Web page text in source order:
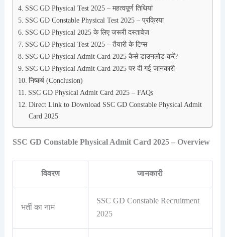
SSC GD Physical Test 2025 – महत्वपूर्ण तिथियां
SSC GD Constable Physical Test 2025 – प्रक्रिया
SSC GD Physical 2025 के लिए जरूरी दस्तावेज
SSC GD Physical Test 2025 – तैयारी के टिप्स
SSC GD Physical Admit Card 2025 कैसे डाउनलोड करें?
SSC GD Physical Admit Card 2025 पर दी गई जानकारी
निष्कर्ष (Conclusion)
SSC GD Physical Admit Card 2025 – FAQs
Direct Link to Download SSC GD Constable Physical Admit
Card 2025
SSC GD Constable Physical Admit Card 2025 – Overview
विवरण जानकारी
भर्ती का नाम
SSC GD Constable Recruitment
2025